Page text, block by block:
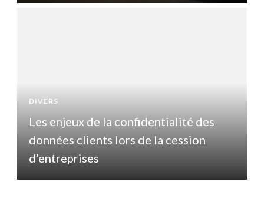
DIVERS
Les enjeux de la confidentialité des
données clients lors de la cession
d’entreprises